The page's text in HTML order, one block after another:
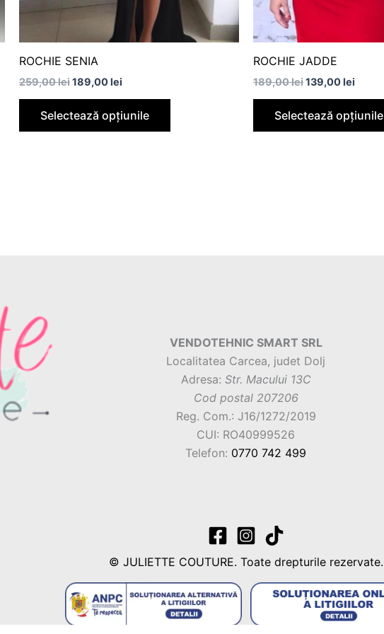
ROCHIE SENIA
259,00lei189,00lei
Selectează opțiunile
pagina
ROCHIE JADDE
189,00lei139,00lei
Selectează opțiunile
VENDOTEHNIC SMART SRL
Localitatea Carcea, judet Dolj
Adresa: Str. Macului 13C
Cod postal 207206
Reg. Com.: J16/1272/2019
CUI: RO40999526
Telefon: 0770 742 499
© JULIETTE COUTURE. Toate drepturile rezervate.